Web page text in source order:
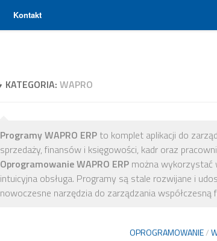
Kontakt
KATEGORIA: WAPRO
Programy WAPRO ERP to komplet aplikacji do
sprzedaży, finansów i księgowości, kadr oraz
Oprogramowanie WAPRO ERP można wykorzystać
intuicyjna obsługa. Programy są stale rozwijane i
nowoczesne narzędzia do zarządzania współczesną
OPROGRAMOWANIE/